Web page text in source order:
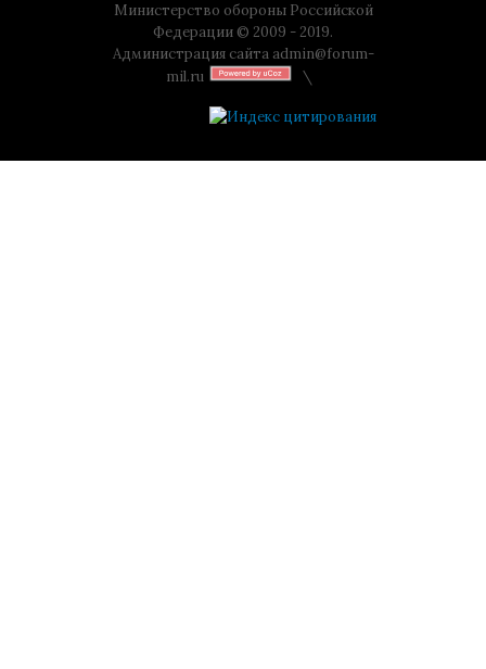
Министерство обороны Российской
Федерации © 2009 - 2019.
Администрация сайта admin@forum-
mil.ru